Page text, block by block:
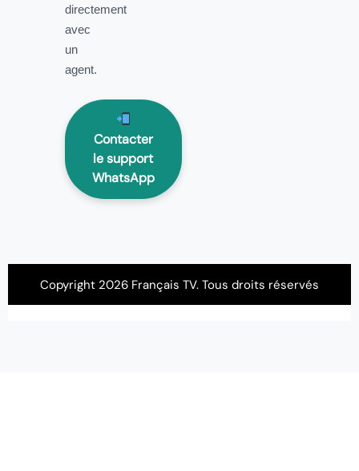
directement
avec
un
agent.
Contacter
le support
WhatsApp
Copyright 2026 Français TV. Tous droits réservés